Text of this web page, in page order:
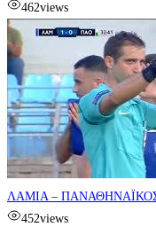
462views
ΛΑΜΙΑ – ΠΑΝΑΘΗΝΑΪΚΟΣ
452views